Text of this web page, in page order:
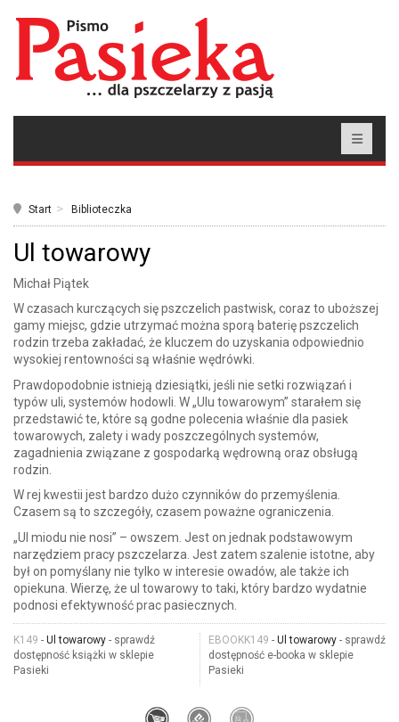
Start Biblioteczka
Ul towarowy
Michał Piątek
W czasach kurczących się pszczelich pastwisk, coraz to uboższej
gamy miejsc, gdzie utrzymać można sporą baterię pszczelich
rodzin trzeba zakładać, że kluczem do uzyskania odpowiednio
wysokiej rentowności są właśnie wędrówki.
Prawdopodobnie istnieją dziesiątki, jeśli nie setki rozwiązań i
typów uli, systemów hodowli. W „Ulu towarowym” starałem się
przedstawić te, które są godne polecenia właśnie dla pasiek
towarowych, zalety i wady poszczególnych systemów,
zagadnienia związane z gospodarką wędrowną oraz obsługą
rodzin.
W rej kwestii jest bardzo dużo czynników do przemyślenia.
Czasem są to szczegóły, czasem poważne ograniczenia.
„Ul miodu nie nosi” – owszem. Jest on jednak podstawowym
narzędziem pracy pszczelarza. Jest zatem szalenie istotne, aby
był on pomyślany nie tylko w interesie owadów, ale także ich
opiekuna. Wierzę, że ul towarowy to taki, który bardzo wydatnie
podnosi efektywność prac pasiecznych.
K149 - Ul towarowy - sprawdź
dostępność książki w sklepie
Pasieki
EBOOKK149 - Ul towarowy - sprawdź
dostępność e-booka w sklepie
Pasieki